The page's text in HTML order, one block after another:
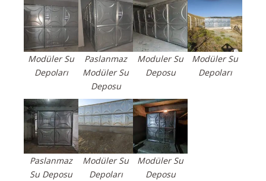
Modüler Su
Depoları
Paslanmaz
Modüler Su
Deposu
Moduler Su
Deposu
Modüler Su
Depoları
Paslanmaz
Su Deposu
Modüler Su
Depoları
Modüler Su
Deposu